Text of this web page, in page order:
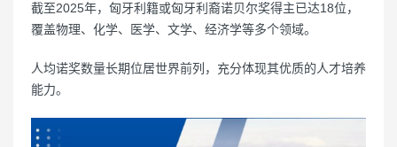
截至2025年，匈牙利籍或匈牙利裔诺贝尔奖得主已达18位，
覆盖物理、化学、医学、文学、经济学等多个领域。
人均诺奖数量长期位居世界前列，充分体现其优质的人才培养
能力。